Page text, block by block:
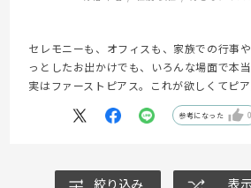
セレモニーも、オフィスも、家族での行事
っとしたお出かけでも、いろんな場面で本当
実はファーストピアス。これが欲しくてピ
参考になった 0
絞り込み 表